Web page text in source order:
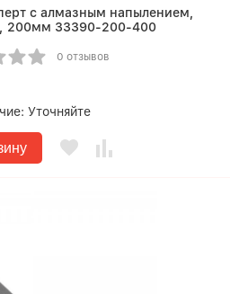
с алмазным напылением,
200мм 33390-200-400
0 отзывов
Уточняйте